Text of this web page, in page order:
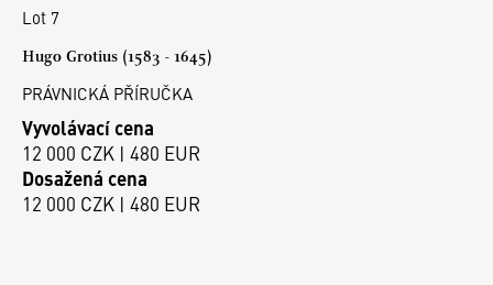
Lot 7
Hugo Grotius (1583 - 1645)
PRÁVNICKÁ PŘÍRUČKA
Vyvolávací cena
12 000 CZK | 480 EUR
Dosažená cena
12 000 CZK | 480 EUR